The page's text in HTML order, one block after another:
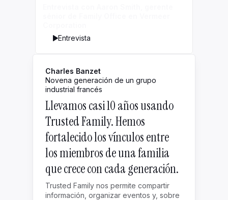
Entrevista
Charles Banzet
Novena generación de un grupo
industrial francés
Llevamos casi 10 años usando
Trusted Family. Hemos
fortalecido los vínculos entre
los miembros de una familia
que crece con cada generación.
Trusted Family nos permite compartir
información, organizar eventos y, sobre